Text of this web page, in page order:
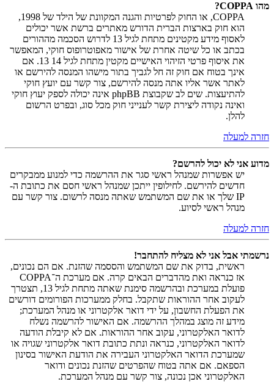
מהו COPPA?
COPPA, או החוק לפרטיות והגנה המקוונת של הילד של 1998,
הוא חוק בארצות הברית הדורש מאתרים ברשת אשר יכולים
לאסוף מידע מקטינים מתחת לגיל 13 לדרוש הסכמה מההורים
בכתב או כל שיטה אחרת של אישור מאפוטרופוס חוקי, המאפשר
את איסוף פרטי הזיהוי האישיים מקטין מתחת לגיל 14 13. אם
אינך בטוח אם חוק זה חל לגביך בתור מישהו המנסה להירשם או
לאתר אשר אליו אתה מנסה להירשם, צור קשר עם יועץ חוקי
להתיעצות. שים לב שקבוצת phpBB אינה יכולה לספק יעוץ חוקי
ואינה נקודה ליצירת קשר לענייני חוק מכל סוג, ובפרט הרשום
להלן.
חזרה למעלה
מדוע אני לא יכול להרשם?
יש אפשרות שמנהל ראשי סגר את ההרשמה כדי למנוע ממבקרים
חדשים להירשם. לחילופין ייתכן שמנהל ראשי חסם את כתובת ה-
IP שלך או את שם המשתמש שאתה מנסה לרשום. צור קשר עם
מנהל ראשי לסיוע.
חזרה למעלה
נרשמתי אבל אני לא מצליח להתחבר!
ראשית, בדוק את שם המשתמש והססמה שהזנת. אם הם נכונים,
אז כנראה ואת מהדברים הבאים קרה. אם מערכת ה־COPPA
פועלת במערכת ובהרשמה סימנת שאתה מתחת לגיל 13, תצטרך
לעקוב אחר ההוראות שתקבל. בחלק ממערכות הפורומים דורשים
את הפעלת החשבון, על ידי דואר אלקטרוני או מנהל המערכת;
מידע זה מוצג במהלך ההרשמה. אם האישור להרשמה נשלח
לדואר האלקטרוני, עקוב אחר ההוראות. אם לא קיבלת הודעה
לדואר האלקטרוני, כנראה ונתת כתובת דואר אלקטרוני שגויה או
שמערכת הדואר האלקטרוני העבירה את הודעת האישור בסינון
הספאם. אם אתה בטוח שהפרטים שהזנת נכונים ודואר
האלקטרוני אכן נכונה, צור קשר עם מנהל המערכת.